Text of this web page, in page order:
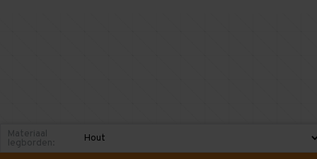
Materiaal
legborden: